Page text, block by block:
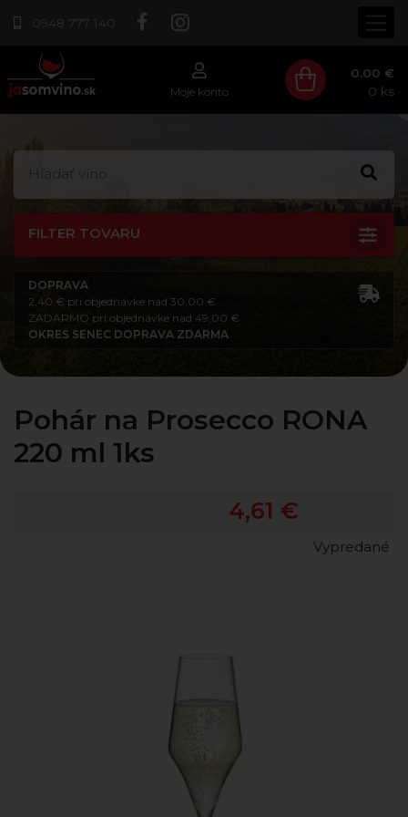
0948 777 140
Moje konto
0.00 €
0 ks
FILTER TOVARU
DOPRAVA
2,40 € pri objednávke nad 30,00 €
ZADARMO pri objednávke nad 49,00 €
OKRES SENEC DOPRAVA ZDARMA
Pohár na Prosecco RONA
220 ml 1ks
4,61 €
Vypredané